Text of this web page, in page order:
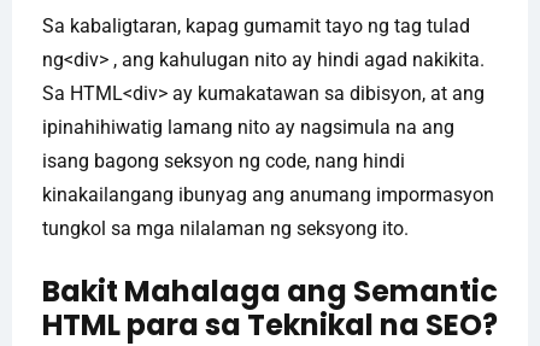
Sa kabaligtaran, kapag gumamit tayo ng tag tulad
ng<div> , ang kahulugan nito ay hindi agad nakikita.
Sa HTML<div> ay kumakatawan sa dibisyon, at ang
ipinahihiwatig lamang nito ay nagsimula na ang
isang bagong seksyon ng code, nang hindi
kinakailangang ibunyag ang anumang impormasyon
tungkol sa mga nilalaman ng seksyong ito.
Bakit Mahalaga ang Semantic
HTML para sa Teknikal na SEO?